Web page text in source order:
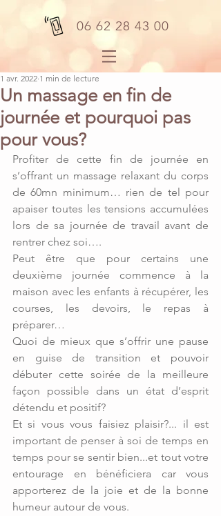
06 62 28 43 00
Un massage en fin de
journée et pourquoi pas
pour vous?
1 avr. 2022 1 min de lecture
Profiter de cette fin de journée en
s’offrant un massage relaxant du corps
de 60mn minimum… rien de tel pour
apaiser toutes les tensions accumulées
lors de sa journée de travail avant de
rentrer chez soi….
Peut être que pour certains une
deuxième journée commence à la
maison avec les enfants à récupérer, les
courses, les devoirs, le repas à
préparer…
Quoi de mieux que s’offrir une pause
en guise de transition et pouvoir
débuter cette soirée de la meilleure
façon possible dans un état d’esprit
détendu et positif?
Et si vous vous faisiez plaisir?... il est
important de penser à soi de temps en
temps pour se sentir bien...et tout votre
entourage en bénéficiera car vous
apporterez de la joie et de la bonne
humeur autour de vous.